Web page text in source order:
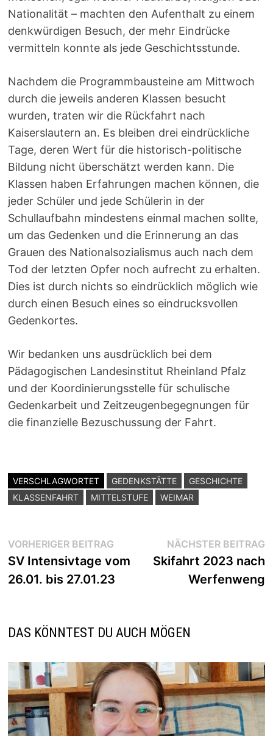
Nationalität – machten den Aufenthalt zu einem
denkwürdigen Besuch, der mehr Eindrücke
vermitteln konnte als jede Geschichtsstunde.
Nachdem die Programmbausteine am Mittwoch
durch die jeweils anderen Klassen besucht
wurden, traten wir die Rückfahrt nach
Kaiserslautern an. Es bleiben drei eindrückliche
Tage, deren Wert für die historisch-politische
Bildung nicht überschätzt werden kann. Die
Klassen haben Erfahrungen machen können, die
jeder Schüler und jede Schülerin in der
Schullaufbahn mindestens einmal machen sollte,
um das Gedenken und die Erinnerung an das
Grauen des Nationalsozialismus auch nach dem
Tod der letzten Opfer noch aufrecht zu erhalten.
Dies ist durch nichts so eindrücklich möglich wie
durch einen Besuch eines so eindrucksvollen
Gedenkortes.
Wir bedanken uns ausdrücklich bei dem
Pädagogischen Landesinstitut Rheinland Pfalz
und der Koordinierungsstelle für schulische
Gedenkarbeit und Zeitzeugenbegegnungen für
die finanzielle Bezuschussung der Fahrt.
VERSCHLAGWORTET GEDENKSTÄTTE
GESCHICHTE
KLASSENFAHRT
MITTELSTUFE WEIMAR
Beitragsnavigation
VORHERIGER BEITRAG Vorheriger
Beitrag:
SV Intensivtage vom
26.01. bis 27.01.23
NÄCHSTER BEITRAG
Skifahrt 2023 nach
Werfenweng
DAS KÖNNTEST DU AUCH MÖGEN